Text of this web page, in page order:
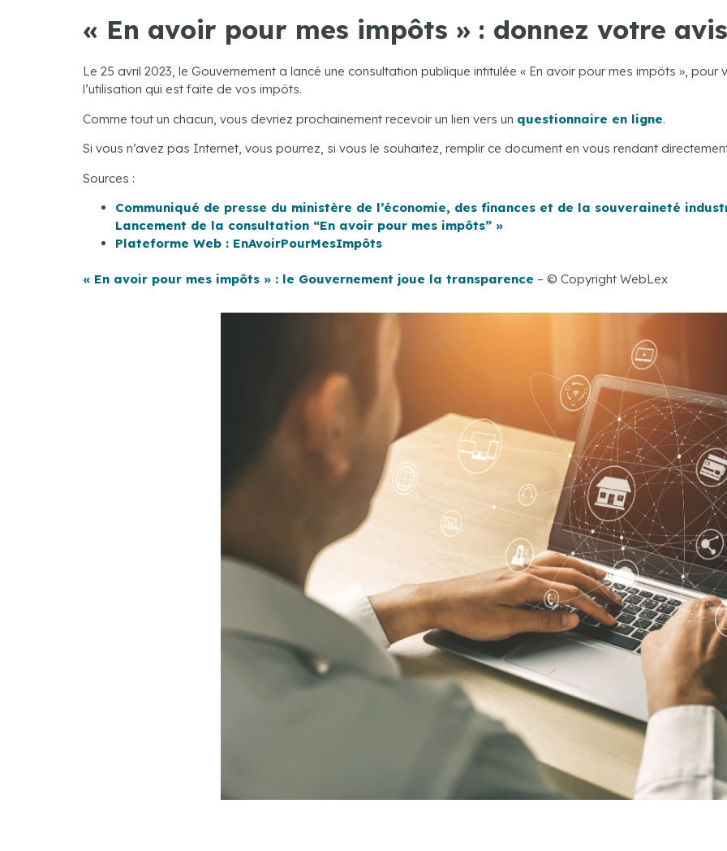
« En avoir pour mes impôts » : donnez votre
Le 25 avril 2023, le Gouvernement a lancé une consultation publique intitulée « En avoir pour mes impôts »,
l’utilisation qui est faite de vos impôts.
Comme tout un chacun, vous devriez prochainement recevoir un lien vers un questionnaire en ligne.
Si vous n’avez pas Internet, vous pourrez, si vous le souhaitez, remplir ce document en vous rendant
Sources :
Communiqué de presse du ministère de l’économie, des finances et de la souveraineté
Lancement de la consultation “En avoir pour mes impôts” »
Plateforme Web : EnAvoirPourMesImpôts
« En avoir pour mes impôts » : le Gouvernement joue la transparence – © Copyright WebLex